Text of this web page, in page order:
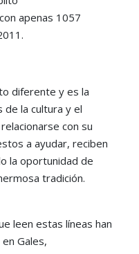
apenas 1057
diferente y es la
de la cultura y el
con su
a ayudar, reciben
la oportunidad de
tradición.
leen estas líneas han
Gales,